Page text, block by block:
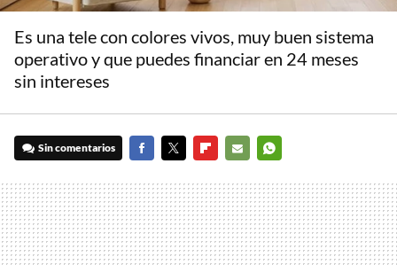
Es una tele con colores vivos, muy buen sistema
operativo y que puedes financiar en 24 meses
sin intereses
Sin comentarios
MAIL